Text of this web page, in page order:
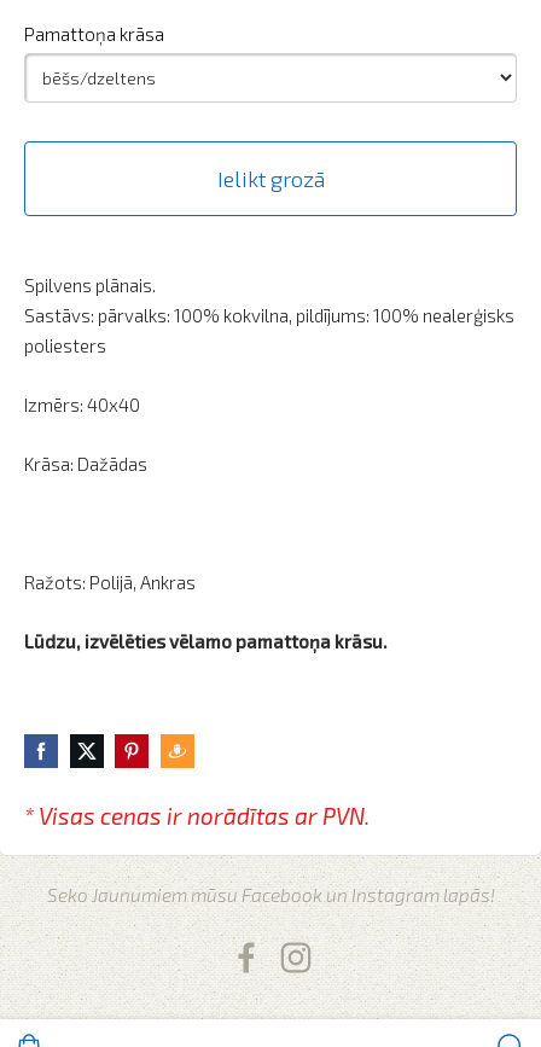
* Visas cenas ir norādītas ar PVN.
Pamattoņa krāsa
Ielikt grozā
Spilvens plānais.
Sastāvs: pārvalks: 100% kokvilna, pildījums: 100% nealerģisks
poliesters
Izmērs: 40x40
Krāsa: Dažādas
Ražots: Polijā, Ankras
Lūdzu, izvēlēties vēlamo pamattoņa krāsu.
Seko Jaunumiem mūsu Facebook un Instagram lapās!